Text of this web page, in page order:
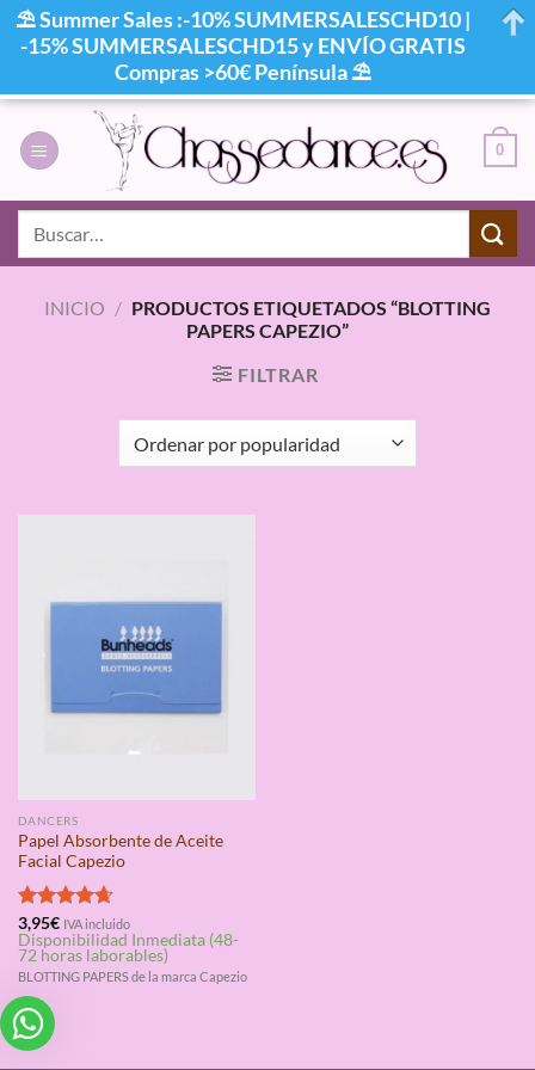
contenido
0
INICIO / PRODUCTOS ETIQUETADOS “BLOTTING
PAPERS CAPEZIO”
FILTRAR
DANCERS
Papel Absorbente de Aceite
Facial Capezio
Valorado
con4.67
de 5
3,95€ IVA incluido
Disponibilidad Inmediata (48-
72 horas laborables)
BLOTTING PAPERS de la marca Capezio
⛱ Summer Sales :-10% SUMMERSALESCHD10 |
-15% SUMMERSALESCHD15 y ENVÍO GRATIS
Compras >60€ Península ⛱